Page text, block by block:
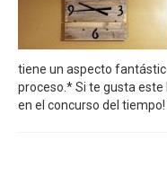
tiene un aspecto
proceso.* Si te gusta
en el concurso del